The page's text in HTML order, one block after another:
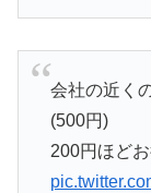
会社の近く
(500円)
200円ほどお